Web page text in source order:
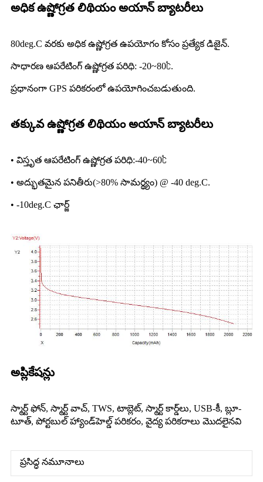
అధిక ఉష్ణోగ్రత లిథియం అయాన్ బ్యాటరీలు
80deg.C వరకు అధిక ఉష్ణోగ్రత ఉపయోగం కోసం ప్రత్యేక డిజైన్.
సాధారణ ఆపరేటింగ్ ఉష్ణోగ్రత పరిధి: -20~80℃.
ప్రధానంగా GPS పరికరంలో ఉపయోగించబడుతుంది.
తక్కువ ఉష్ణోగ్రత లిథియం అయాన్ బ్యాటరీలు
• విస్తృత ఆపరేటింగ్ ఉష్ణోగ్రత పరిధి:-40~60℃
• అద్భుతమైన పనితీరు(>80% సామర్థ్యం) @ -40 deg.C.
• -10deg.C ఛార్జ్
అప్లికేషన్లు
స్మార్ట్ ఫోన్, స్మార్ట్ వాచ్, TWS, టాబ్లెట్, స్మార్ట్ కార్డ్‌లు, USB-కీ, బ్లూ-
టూత్, పోర్టబుల్ హ్యాండ్‌హెల్డ్ పరికరం, వైద్య పరికరాలు మొదలైనవి
ప్రసిద్ధ నమూనాలు